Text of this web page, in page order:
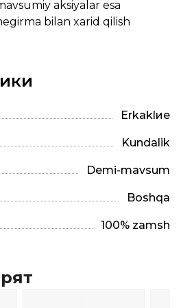
aksiyalar esa
bilan xarid qilish
Erkaklие
Kundalik
Demi-mavsum
Boshqa
100% zamsh